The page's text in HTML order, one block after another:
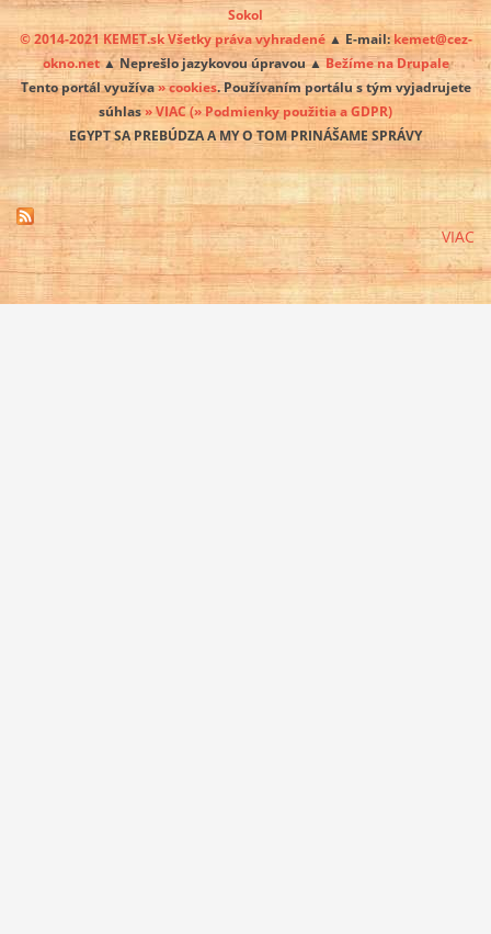
Sokol
© 2014-2021 KEMET.sk Všetky práva vyhradené▲ E-mail: kemet@cez-
okno.net▲ Neprešlo jazykovou úpravou ▲ Bežíme na Drupale
Tento portál využíva» cookies. Používaním portálu s tým vyjadrujete
súhlas» VIAC(» Podmienky použitia a GDPR)
EGYPT SA PREBÚDZA A MY O TOM PRINÁŠAME SPRÁVY
VIAC